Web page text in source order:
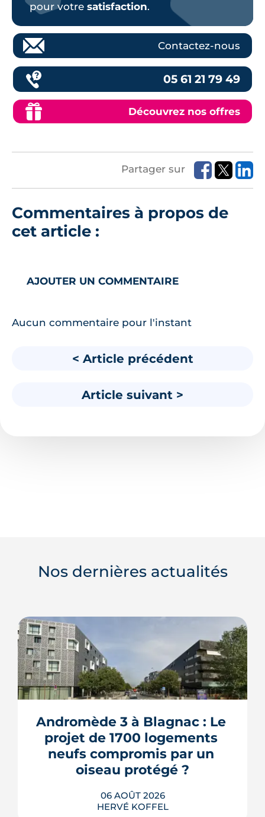
pour votre satisfaction.
Contactez-nous
05 61 21 79 49
Découvrez nos offres
Partager sur
Commentaires à propos de
cet article :
AJOUTER UN COMMENTAIRE
Aucun commentaire pour l'instant
< Article précédent
Article suivant >
Nos dernières actualités
Andromède 3 à Blagnac : Le
projet de 1700 logements
neufs compromis par un
oiseau protégé ?
06 AOÛT 2026
HERVÉ KOFFEL